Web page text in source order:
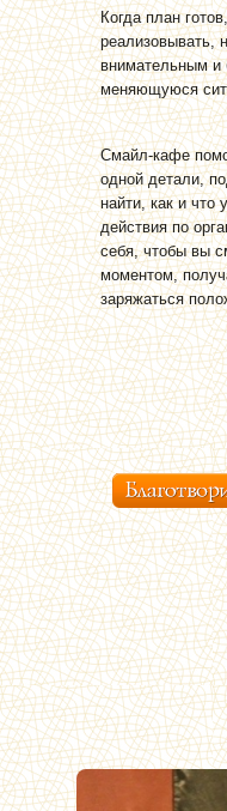
Когда план
реализовывать,
внимательным и
меняющуюся
Смайл-кафе
одной детали,
найти, как и что
действия по
себя, чтобы вы
моментом,
заряжаться